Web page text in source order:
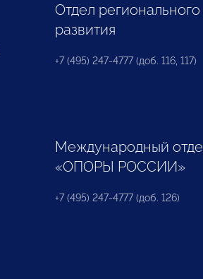
Отдел регионального
развития
+7 (495) 247-4777 (доб. 116, 117)
Международный
«ОПОРЫ РОССИИ»
+7 (495) 247-4777 (доб. 126)